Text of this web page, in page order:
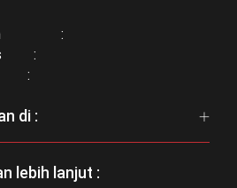
:
:
:
di :
lebih lanjut :